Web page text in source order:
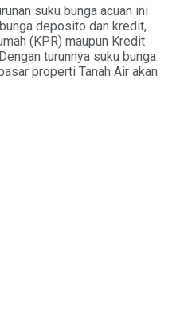
suku bunga acuan ini
deposito dan kredit,
(KPR) maupun Kredit
turunnya suku bunga
properti Tanah Air akan